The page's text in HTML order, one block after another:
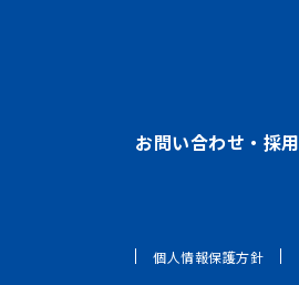
お問い合わせ・採用
個人情報保護方針